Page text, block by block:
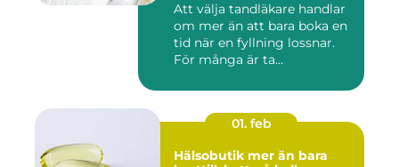
Att välja tandläkare handlar
om mer än att bara boka en
tid när en fyllning lossnar.
För många är ta...
01. feb
Hälsobutik mer än bara